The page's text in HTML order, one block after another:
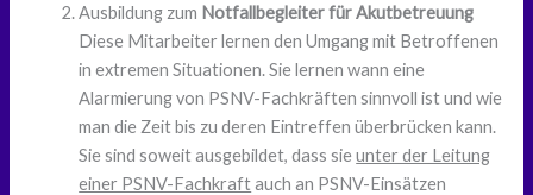
Ausbildung zum Notfallbegleiter für Akutbetreuung
Diese Mitarbeiter lernen den Umgang mit Betroffenen
in extremen Situationen. Sie lernen wann eine
Alarmierung von PSNV-Fachkräften sinnvoll ist und wie
man die Zeit bis zu deren Eintreffen überbrücken kann.
Sie sind soweit ausgebildet, dass sieunter der Leitung
einer PSNV-Fachkraftauch an PSNV-Einsätzen